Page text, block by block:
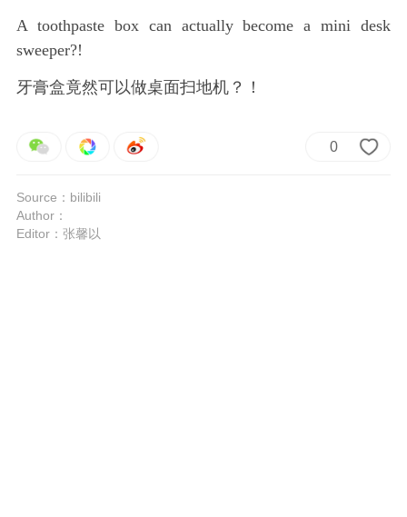
A toothpaste box can actually become a mini desk
sweeper?!
牙膏盒竟然可以做桌面扫地机？！
0
Source：bilibili
Author：
Editor：张馨以